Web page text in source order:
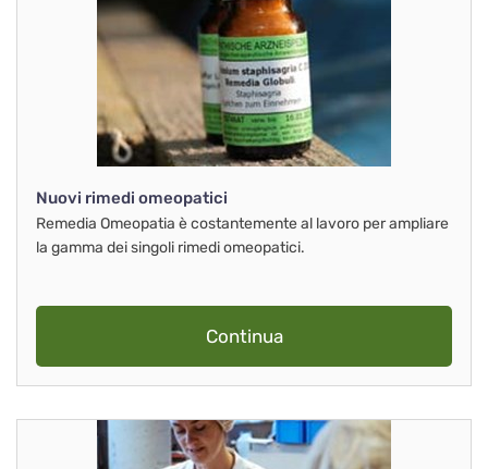
Nuovi rimedi omeopatici
Remedia Omeopatia è costantemente al lavoro per ampliare
la gamma dei singoli rimedi omeopatici.
Continua